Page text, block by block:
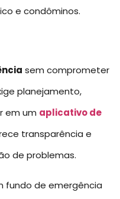
e condôminos.
sem comprometer
planejamento,
em um aplicativo de
transparência e
de problemas.
fundo de emergência